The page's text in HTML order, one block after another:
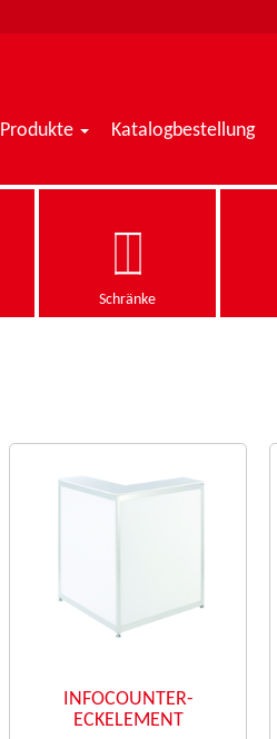
Produkte Katalogbestellung
Schränke
INFOCOUNTER-
ECKELEMENT